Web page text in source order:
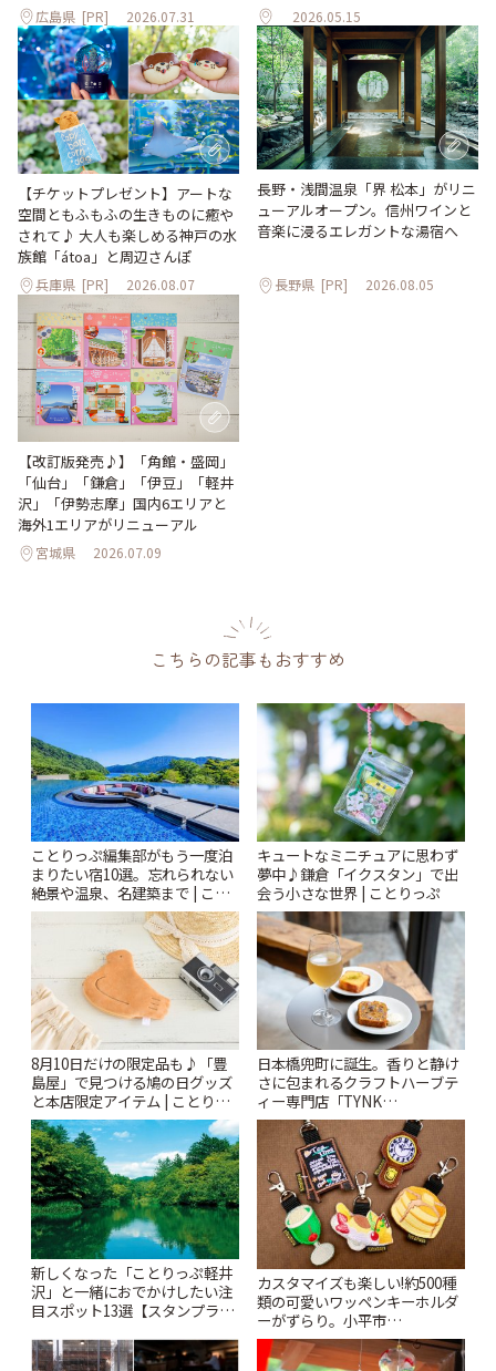
広島県 [PR] 2026.07.31 2026.05.15
【チケットプレゼント】アートな
空間ともふもふの生きものに癒や
されて♪ 大人も楽しめる神戸の水
族館「átoa」と周辺さんぽ
兵庫県 [PR] 2026.08.07
長野・浅間温泉「界 松本」がリニ
ューアルオープン。信州ワインと
音楽に浸るエレガントな湯宿へ
長野県 [PR] 2026.08.05
【改訂版発売♪】「角館・盛岡」
「仙台」「鎌倉」「伊豆」「軽井
沢」「伊勢志摩」国内6エリアと
海外1エリアがリニューアル
宮城県 2026.07.09
こちらの記事もおすすめ
ことりっぷ編集部がもう一度泊
まりたい宿10選。忘れられない
絶景や温泉、名建築まで | こと
りっぷ
キュートなミニチュアに思わず
夢中♪鎌倉「イクスタン」で出
会う小さな世界 | ことりっぷ
8月10日だけの限定品も♪「豊
島屋」で見つける鳩の日グッズ
と本店限定アイテム | ことりっ
ぷ
日本橋兜町に誕生。香りと静け
さに包まれるクラフトハーブテ
ィー専門店「TYNK
Kabutocho」 | ことりっぷ
新しくなった「ことりっぷ軽井
沢」と一緒におでかけしたい注
目スポット13選【スタンプラリ
カスタマイズも楽しい!約500種
類の可愛いワッペンキーホルダ
ーがずらり。小平市
「Kimamaya T&K」 | ことりっ
ぷ